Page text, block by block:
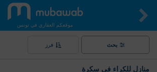
موقعكم العقاري في تونس
بحث فرز
منازل للكراء في سكرة